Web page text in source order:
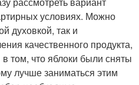
условиях. Можно
духовкой, так и
качественного продукта,
том, что яблоки были сняты
лучше заниматься этим